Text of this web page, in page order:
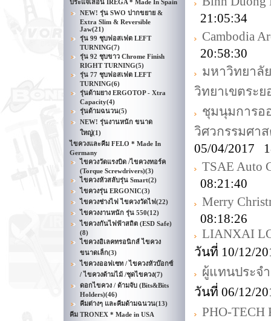
ประแจเลื่อน IREGA * Made In Spain
NEW! รุ่น SWO ปากขยาย &
Extra Slim & Reversible
Jaw(21)
รุ่น 99 ชุบฟอสเฟต LEFT
TURNING(7)
รุ่น 92 ชุบขาว Chrome Finish
RIGHT TURNING(5)
รุ่น 77 ชุบฟอสเฟต LEFT
TURNING(6)
รุ่นด้ามยาง ERGOTOP - Xtra
Capacity(4)
รุ่นด้ามฉนวน(5)
NEW! รุ่นงานหนัก ขนาด
ใหญ่(1)
ไขควงและคีม FELO * Made In
Germany
ไขควงวัดแรงบิด /ไขควงทอร์ค
(Torque Screwdrivers)(3)
ไขควงหัวสลับรุ่น Smart(2)
ไขควงรุ่น ERGONIC(3)
ไขควงช่างไฟ ไขควงวัดไฟ(22)
ไขควงงานหนัก รุ่น 550(12)
ไขควงกันไฟฟ้าสถิต (ESD Safe)
(8)
ไขควงอิเลคทรอนิกส์ ไขควง
ขนาดเล็ก(3)
ไขควงออฟเซท / ไขควงหัวบ๊อกซ์
/ ไขควงด้ามไม้ /ชุดไขควง(7)
ดอกไขควง / ด้ามจับ (Bits&Bits
Holders)(46)
คีมต่างๆ และคีมด้ามฉนวน(13)
คีม TRONEX * Made in USA
21:05:34
Cambodia
20:58:30
มหาวิทยาลั
วิทยาเขตระย
ชุมนุมการอ
วิศวกรรมศา
05/04/2017
TSAE Auto
08:21:40
Merry
08:18:26
LIANXAI
วันที่ 10/12/
ผู้แทนประจ
วันที่ 06/12/
PHO-TECH